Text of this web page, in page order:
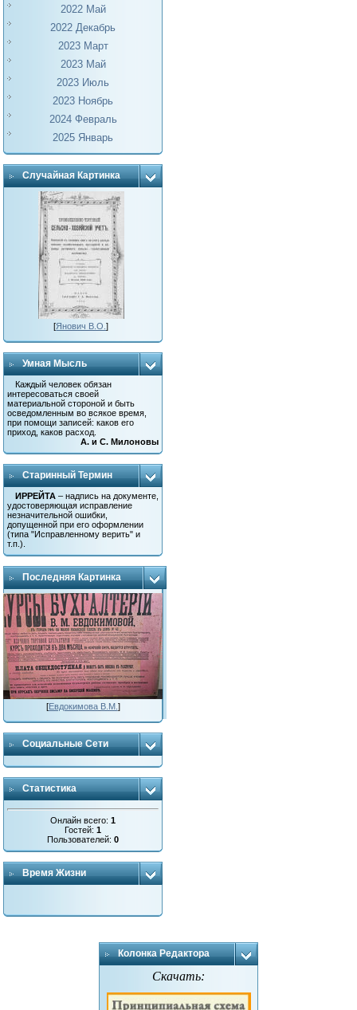
2022 Май
2022 Декабрь
2023 Март
2023 Май
2023 Июль
2023 Ноябрь
2024 Февраль
2025 Январь
Случайная Картинка
[Янович В.О.]
Умная Мысль
Каждый человек обязан
интересоваться своей
материальной стороной и быть
осведомленным во всякое время,
при помощи записей: каков его
приход, каков расход.
А. и С. Милоновы
Старинный Термин
ИРРЕЙТА – надпись на документе,
удостоверяющая исправление
незначительной ошибки,
допущенной при его оформлении
(типа "Исправленному верить" и
т.п.).
Последняя Картинка
[Евдокимова В.М. ]
Социальные Сети
Статистика
Онлайн всего:1
Гостей:1
Пользователей:0
Время Жизни
Колонка Редактора
Скачать: